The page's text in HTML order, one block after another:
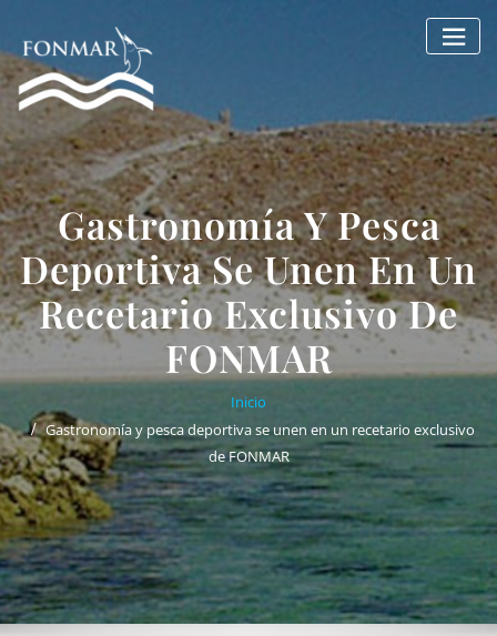
contenido
Gastronomía Y Pesca
Deportiva Se Unen En Un
Recetario Exclusivo De
FONMAR
Inicio
Gastronomía y pesca deportiva se unen en un recetario exclusivo
de FONMAR